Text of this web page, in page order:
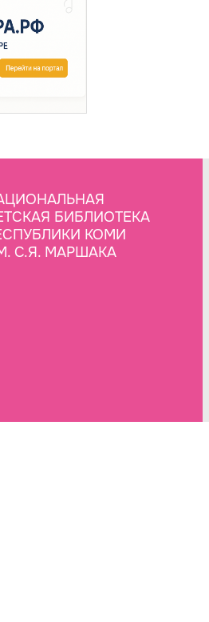
БИБЛИОТЕКА
КОМИ
С.Я. МАРШАКА